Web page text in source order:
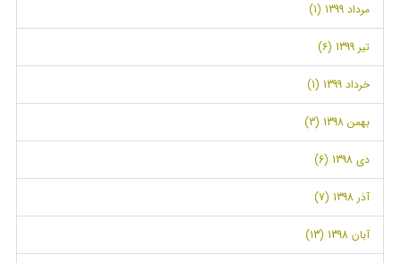
مرداد 1399 (1)
تیر 1399 (6)
خرداد 1399 (1)
بهمن 1398 (3)
دی 1398 (6)
آذر 1398 (7)
آبان 1398 (13)